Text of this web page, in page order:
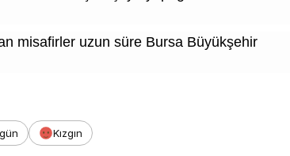
misafirler uzun süre Bursa Büyükşehir
Kızgın